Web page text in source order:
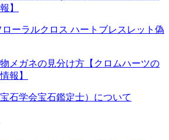
】
ローラルクロス ハートブレスレット偽
メガネの見分け方【クロムハーツの
報】
石学会宝石鑑定士）について